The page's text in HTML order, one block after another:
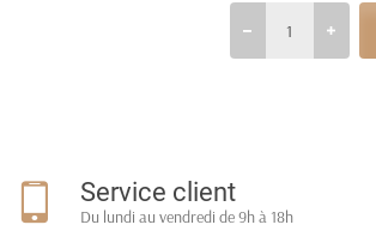
Service client
Du lundi au vendredi de 9h à 18h